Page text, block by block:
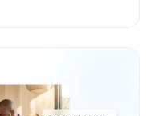
Teams.
Tasks: Der komplette